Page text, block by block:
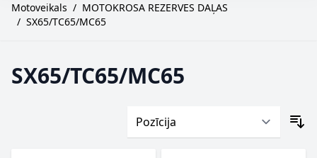
Motoveikals / MOTOKROSA REZERVES DAĻAS
/ SX65/TC65/MC65
SX65/TC65/MC65